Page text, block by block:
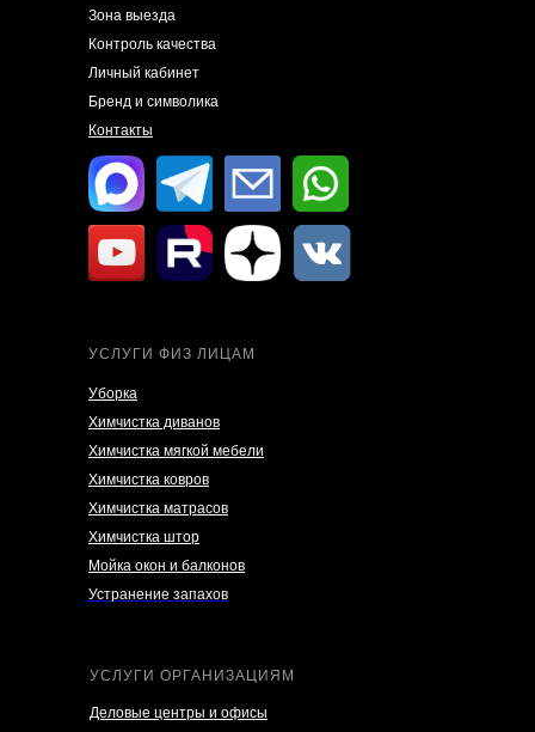
Зона выезда
Контроль качества
Личный кабинет
Бренд и символика
Контакты
УСЛУГИ ФИЗ ЛИЦАМ
Уборка
Химчистка диванов
Химчистка мягкой мебели
Химчистка ковров
Химчистка матрасов
Химчистка штор
Мойка окон и балконов
Устранение запахов
УСЛУГИ ОРГАНИЗАЦИЯМ
Деловые центры и офисы